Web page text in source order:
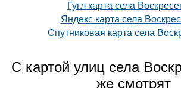
Гугл карта села
Яндекс карта села
Спутниковая карта села
С картой улиц села
же смотрят